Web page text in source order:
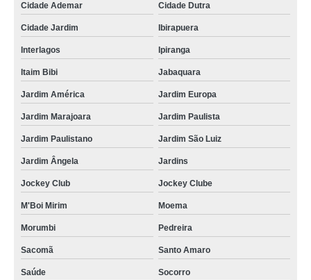
Cidade Ademar Cidade Dutra
Cidade Jardim Ibirapuera
Interlagos Ipiranga
Itaim Bibi Jabaquara
Jardim América Jardim Europa
Jardim Marajoara Jardim Paulista
Jardim Paulistano Jardim São Luiz
Jardim Ângela Jardins
Jockey Club Jockey Clube
M'Boi Mirim Moema
Morumbi Pedreira
Sacomã Santo Amaro
Saúde Socorro